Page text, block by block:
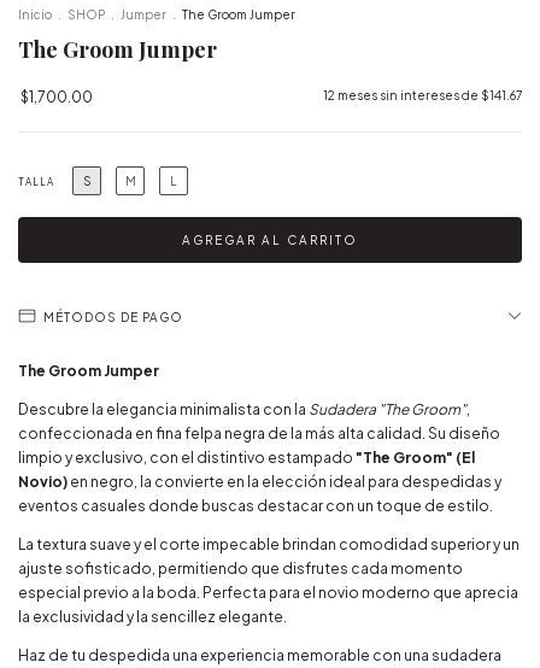
Inicio SHOP Jumper The Groom Jumper
The Groom Jumper
$1,700.00 12 meses sin intereses de $141.67
TALLA S M L
MÉTODOS DE PAGO
The Groom Jumper
Descubre la elegancia minimalista con la Sudadera "The Groom",
confeccionada en fina felpa negra de la más alta calidad. Su diseño
limpio y exclusivo, con el distintivo estampado "The Groom" (El
Novio) en negro, la convierte en la elección ideal para despedidas y
eventos casuales donde buscas destacar con un toque de estilo.
La textura suave y el corte impecable brindan comodidad superior y un
ajuste sofisticado, permitiendo que disfrutes cada momento
especial previo a la boda. Perfecta para el novio moderno que aprecia
la exclusividad y la sencillez elegante.
Haz de tu despedida una experiencia memorable con una sudadera